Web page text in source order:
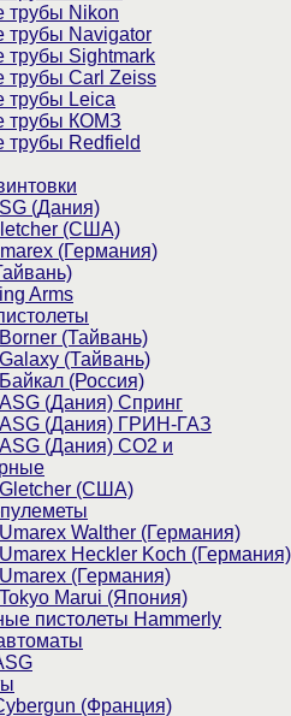
трубы Nikon
трубы Navigator
трубы Sightmark
трубы Carl Zeiss
трубы Leica
трубы КОМЗ
трубы Redfield
(Дания)
(США)
(Германия)
Arms
(Тайвань)
(Тайвань)
(Россия)
(Дания) Спринг
(Дания) ГРИН-ГАЗ
(Дания) CO2 и
(США)
Walther (Германия)
Heckler Koch (Германия)
(Германия)
Marui (Япония)
пистолеты Hammerly
(Франция)